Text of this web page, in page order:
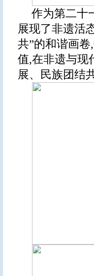
作为第二十
展现了非遗活
共”的和谐画
值,在非遗与现
展、民族团结